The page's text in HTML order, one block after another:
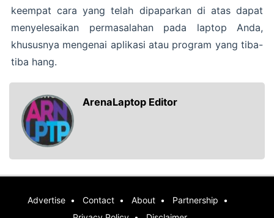
keempat cara yang telah dipaparkan di atas dapat
menyelesaikan permasalahan pada laptop Anda,
khususnya mengenai aplikasi atau program yang tiba-
tiba hang.
ArenaLaptop Editor
Advertise Contact About
Partnership